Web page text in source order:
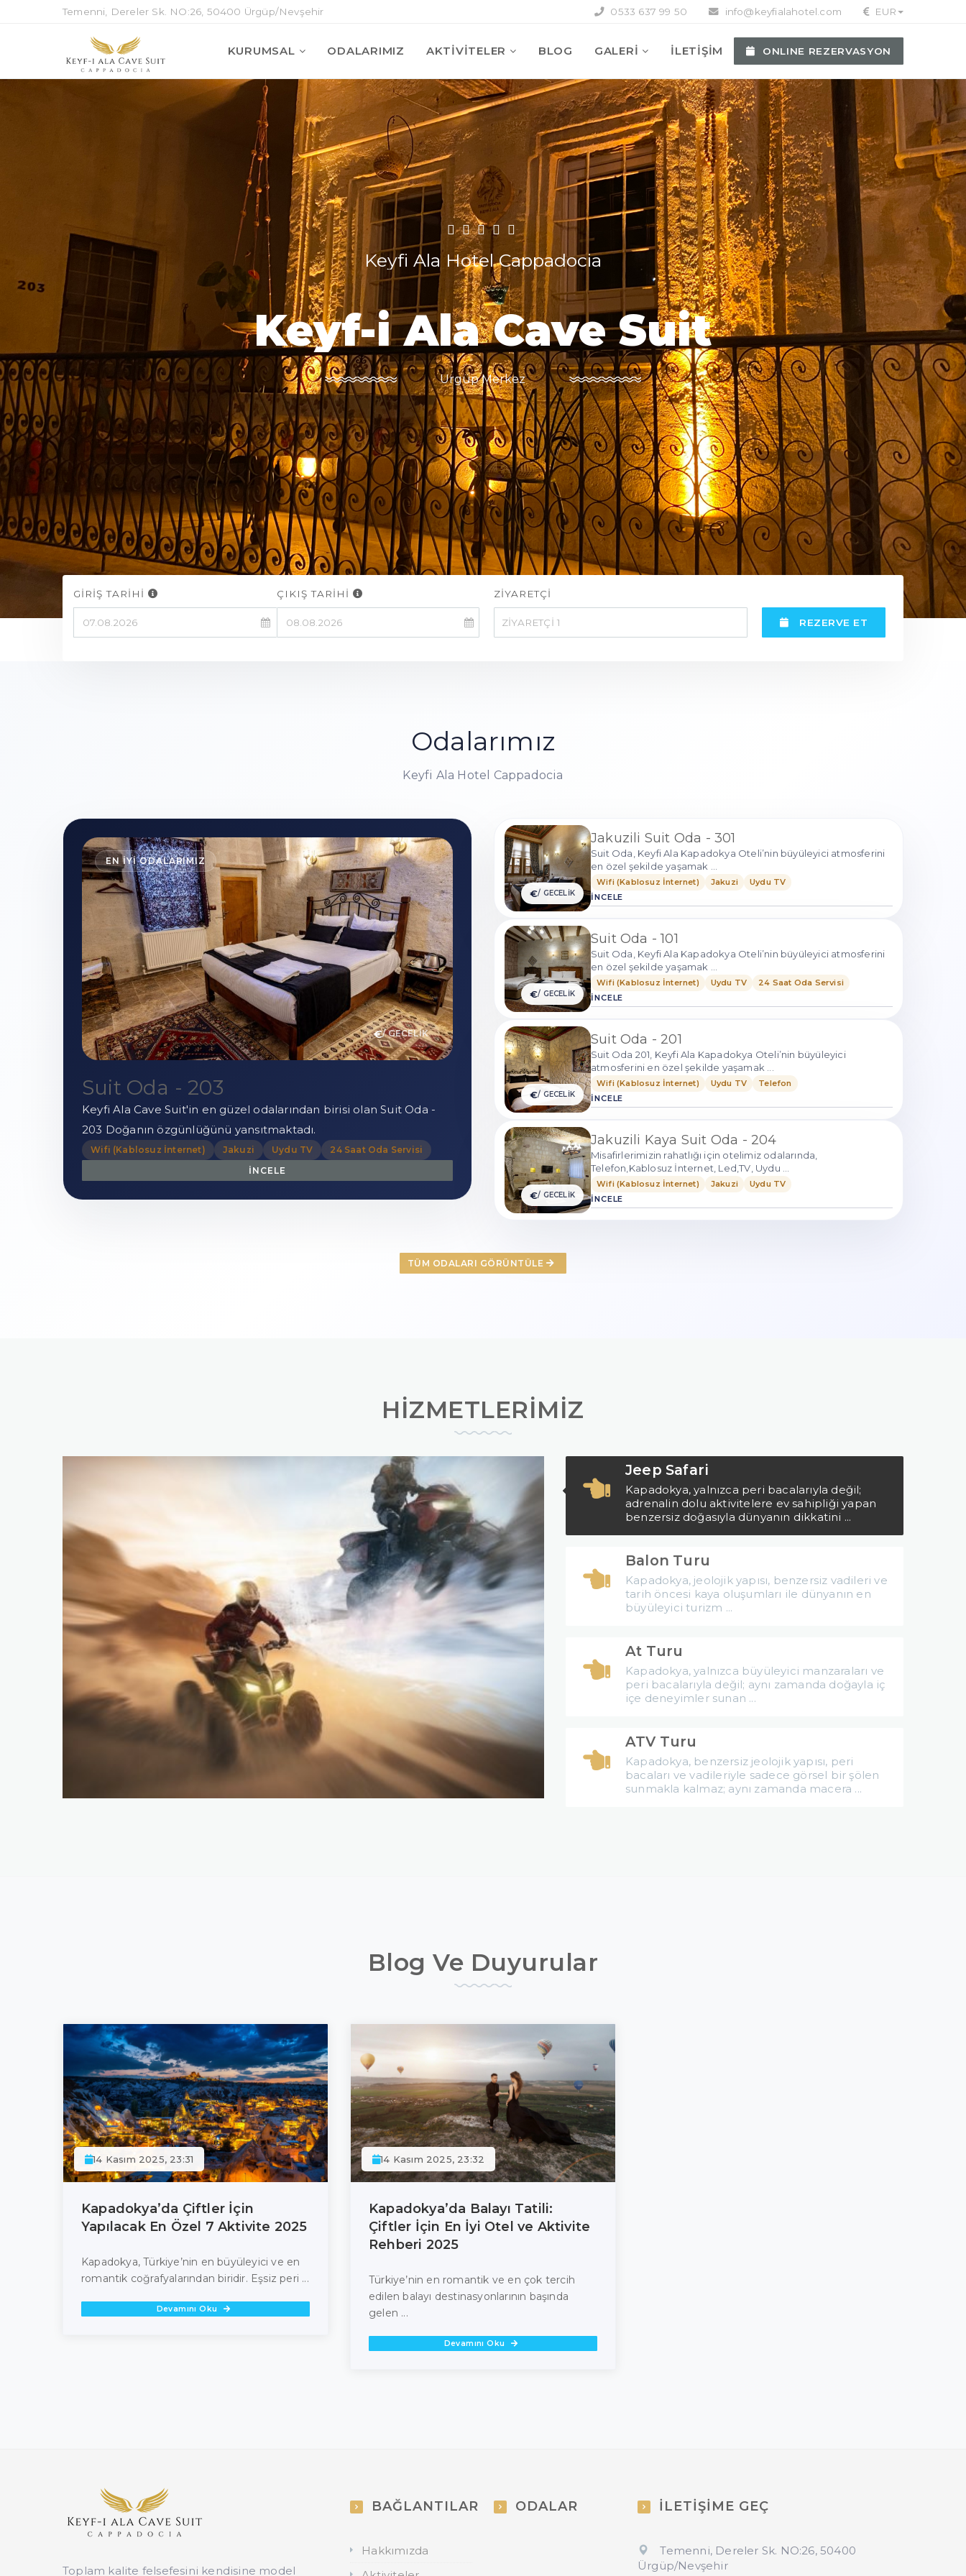
Temenni, Dereler Sk. NO:26, 50400 Ürgüp/Nevşehir 0533 637 99 50 info@keyfialahotel.com EUR
KURUMSAL ODALARIMIZ AKTIVITELER BLOG GALERİ İLETİŞİM ONLINE REZERVASYON
Keyf-i Ala Cave Suit
Ürgüp Merkez
Keyfi Ala Hotel Cappadocia
GİRİŞ TARİHİ ÇIKIŞ TARİHİ ZİYARETÇİ
ZİYARETÇİ 1 REZERVE ET
Odalarımız
Keyfi Ala Hotel Cappadocia
EN İYİ ODALARIMIZ
€/ GECELİK
Suit Oda - 203
Keyfi Ala Cave Suit'in en güzel odalarından birisi olan Suit Oda -
203 Doğanın özgünlüğünü yansıtmaktadı.
Wifi (Kablosuz İnternet) Jakuzi Uydu TV
24 Saat Oda Servisi
İNCELE
€/ GECELİK
Jakuzili Suit Oda - 301
Suit Oda, Keyfi Ala Kapadokya Oteli’nin büyüleyici atmosferini
en özel şekilde yaşamak ...
Wifi (Kablosuz İnternet) Jakuzi
Uydu TV
İNCELE
€/ GECELİK
Suit Oda - 101
Suit Oda, Keyfi Ala Kapadokya Oteli’nin büyüleyici atmosferini
en özel şekilde yaşamak ...
Wifi (Kablosuz İnternet) Uydu TV
24 Saat Oda Servisi
İNCELE
€/ GECELİK
Suit Oda - 201
Suit Oda 201, Keyfi Ala Kapadokya Oteli’nin büyüleyici
atmosferini en özel şekilde yaşamak ...
Wifi (Kablosuz İnternet) Uydu TV
Telefon
İNCELE
€/ GECELİK
Jakuzili Kaya Suit Oda - 204
Misafirlerimizin rahatlığı için otelimiz odalarında,
Telefon,Kablosuz İnternet, Led,TV, Uydu ...
Wifi (Kablosuz İnternet) Jakuzi
Uydu TV
İNCELE
TÜM ODALARI GÖRÜNTÜLE
HİZMETLERİMİZ
Jeep Safari
Kapadokya, yalnızca peri bacalarıyla değil;
adrenalin dolu aktivitelere ev sahipliği yapan
benzersiz doğasıyla dünyanın dikkatini ...
Balon Turu
Kapadokya, jeolojik yapısı, benzersiz vadileri ve
tarih öncesi kaya oluşumları ile dünyanın en
büyüleyici turizm ...
At Turu
Kapadokya, yalnızca büyüleyici manzaraları ve
peri bacalarıyla değil; aynı zamanda doğayla iç
içe deneyimler sunan ...
ATV Turu
Kapadokya, benzersiz jeolojik yapısı, peri
bacaları ve vadileriyle sadece görsel bir şölen
sunmakla kalmaz; aynı zamanda macera ...
Blog Ve Duyurular
14 Kasım 2025, 23:31
Kapadokya’da Çiftler İçin
Yapılacak En Özel 7 Aktivite 2025
Kapadokya, Türkiye’nin en büyüleyici ve en
romantik coğrafyalarından biridir. Eşsiz peri ...
Devamını Oku
14 Kasım 2025, 23:32
Kapadokya’da Balayı Tatili:
Çiftler İçin En İyi Otel ve Aktivite
Rehberi 2025
Türkiye’nin en romantik ve en çok tercih
edilen balayı destinasyonlarının başında
gelen ...
Devamını Oku
Toplam kalite felsefesini kendisine model
BAĞLANTILAR
Hakkımızda
ODALAR İLETİŞİME GEÇ
Temenni, Dereler Sk. NO:26, 50400
Ürgüp/Nevşehir